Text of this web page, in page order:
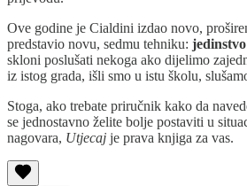
Ove godine je Cialdini izdao novo,
predstavio novu, sedmu tehniku: jedinstvo
skloni poslušati nekoga ako dijelimo
iz istog grada, išli smo u istu školu,
Stoga, ako trebate priručnik kako da
se jednostavno želite bolje postaviti u
nagovara, Utjecaj je prava knjiga za vas.